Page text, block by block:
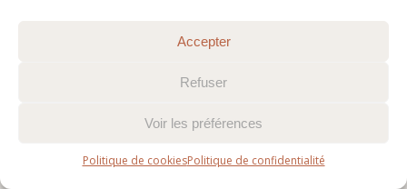
Accepter
Refuser
Voir les préférences
Politique de cookiesPolitique de confidentialité